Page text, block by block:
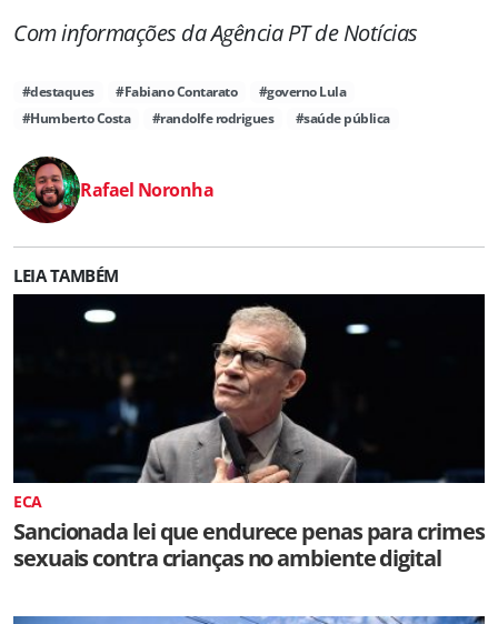
Com informações da Agência PT de Notícias
#destaques #Fabiano Contarato
#governo Lula
#Humberto Costa
#randolfe rodrigues #saúde pública
Rafael Noronha
LEIA TAMBÉM
ECA
Sancionada lei que endurece penas para crimes
sexuais contra crianças no ambiente digital